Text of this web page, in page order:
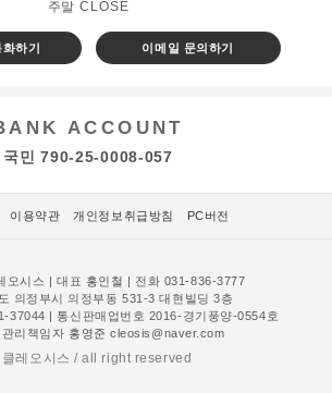
주말 CLOSE
하기 이메일 문의하기
ACCOUNT
국민 790-25-0008-057
이용약관 개인정보취급방침 PC버전
오시스 | 대표 홍인철 | 전화 031-836-3777
의정부시 의정부동 531-3 대현빌딩 3층
37044 | 통신판매업번호 2016-경기풍양-0554호
리책임자 홍영준 cleosis@naver.com
레오시스 / all right reserved